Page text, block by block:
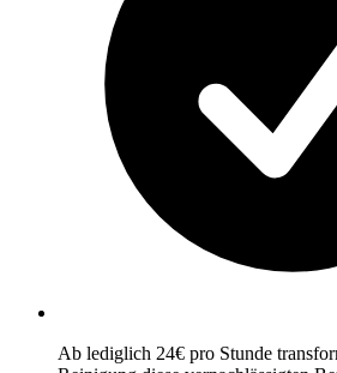
Ab lediglich 24€ pro Stunde